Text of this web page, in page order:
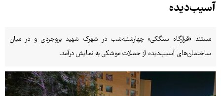
آسیب‌دیده
مستند «قرارگاه سنگکی» چهارشنبه‌شب در شهرک شهید بروجردی و در میان
ساختمان‌های آسیب‌دیده از حملات موشکی به نمایش درآمد.